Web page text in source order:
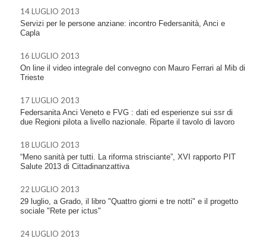
14 LUGLIO 2013
Servizi per le persone anziane: incontro Federsanità, Anci e
Capla
16 LUGLIO 2013
On line il video integrale del convegno con Mauro Ferrari al Mib di
Trieste
17 LUGLIO 2013
Federsanita Anci Veneto e FVG : dati ed esperienze sui ssr di
due Regioni pilota a livello nazionale. Riparte il tavolo di lavoro
18 LUGLIO 2013
“Meno sanità per tutti. La riforma strisciante”, XVI rapporto PIT
Salute 2013 di Cittadinanzattiva
22 LUGLIO 2013
29 luglio, a Grado, il libro "Quattro giorni e tre notti" e il progetto
sociale "Rete per ictus"
24 LUGLIO 2013